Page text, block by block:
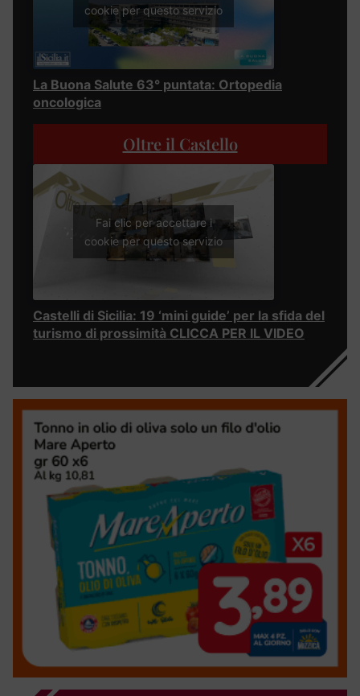
cookie per questo servizio
La Buona Salute 63° puntata: Ortopedia
oncologica
Oltre il Castello
Fai clic per accettare i
cookie per questo servizio
Castelli di Sicilia: 19 ‘mini guide’ per la sfida del
turismo di prossimità CLICCA PER IL VIDEO